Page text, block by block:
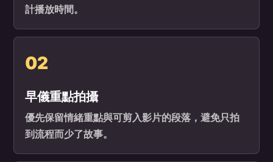
計播放時間。
02
早儀重點拍攝
優先保留情緒重點與可剪入影片的段落，避免只拍
到流程而少了故事。